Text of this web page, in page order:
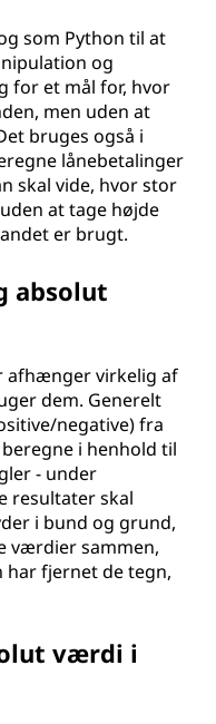
som Python til at
og
for et mål for, hvor
men uden at
bruges også i
lånebetalinger
skal vide, hvor stor
at tage højde
er brugt.
absolut
afhænger virkelig af
dem. Generelt
negative) fra
i henhold til
- under
resultater skal
i bund og grund,
værdier sammen,
har fjernet de tegn,
værdi i